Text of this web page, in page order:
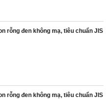
rỗng đen không mạ, tiêu chuẩn JIS
rỗng đen không mạ, tiêu chuẩn JIS